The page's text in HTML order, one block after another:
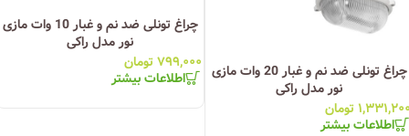
چراغ تونلی ضد نم و غبار 10 وات مازی
نور مدل راکی
۷۹۹,۰۰۰تومان
اطلاعات بیشتر
چراغ تونلی ضد نم و غبار 20 وات مازی
نور مدل راکی
تومان
اطلاعات بیشتر